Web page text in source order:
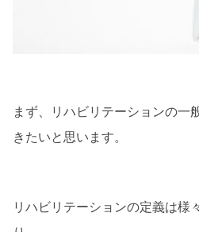
まず、リハビリテーションの一
きたいと思います。
リハビリテーションの定義は様